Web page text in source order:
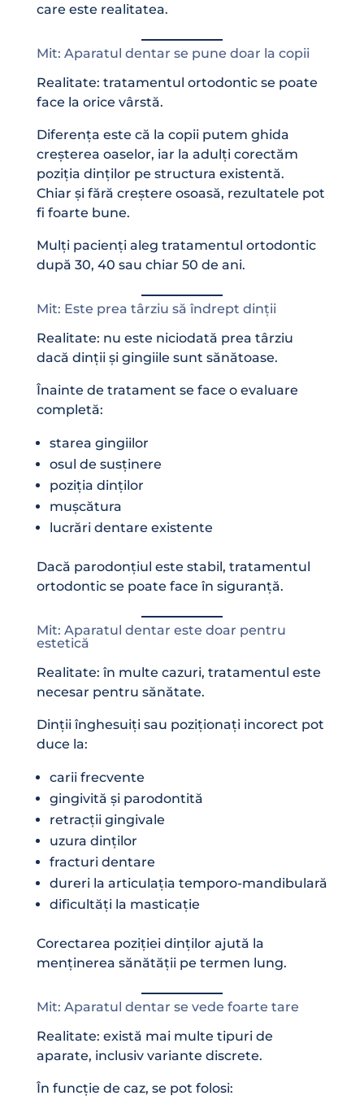
care este realitatea.
Mit: Aparatul dentar se pune doar la copii
Realitate: tratamentul ortodontic se poate
face la orice vârstă.
Diferența este că la copii putem ghida
creșterea oaselor, iar la adulți corectăm
poziția dinților pe structura existentă.
Chiar și fără creștere osoasă, rezultatele pot
fi foarte bune.
Mulți pacienți aleg tratamentul ortodontic
după 30, 40 sau chiar 50 de ani.
Mit: Este prea târziu să îndrept dinții
Realitate: nu este niciodată prea târziu
dacă dinții și gingiile sunt sănătoase.
Înainte de tratament se face o evaluare
completă:
starea gingiilor
osul de susținere
poziția dinților
mușcătura
lucrări dentare existente
Dacă parodonțiul este stabil, tratamentul
ortodontic se poate face în siguranță.
Mit: Aparatul dentar este doar pentru
estetică
Realitate: în multe cazuri, tratamentul este
necesar pentru sănătate.
Dinții înghesuiți sau poziționați incorect pot
duce la:
carii frecvente
gingivită și parodontită
retracții gingivale
uzura dinților
fracturi dentare
dureri la articulația temporo-mandibulară
dificultăți la masticație
Corectarea poziției dinților ajută la
menținerea sănătății pe termen lung.
Mit: Aparatul dentar se vede foarte tare
Realitate: există mai multe tipuri de
aparate, inclusiv variante discrete.
În funcție de caz, se pot folosi: